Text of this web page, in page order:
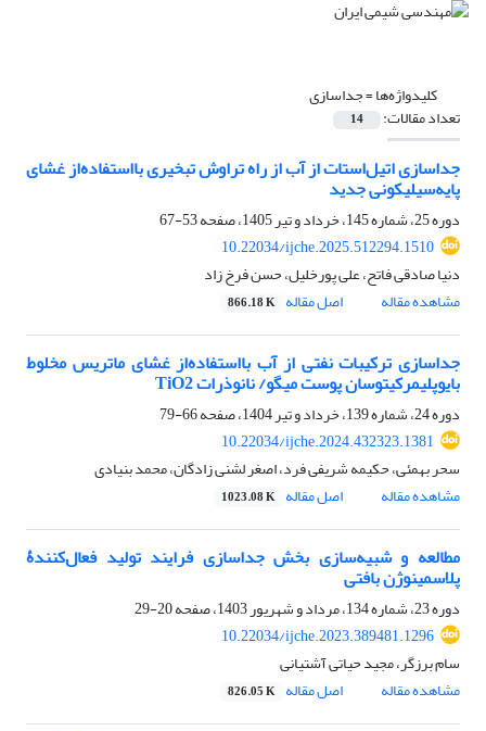
کلیدواژه‌ها =جداسازی
تعداد مقالات: 14
جدا‌سازی اتیلاستات از آب از راه تراوش تبخیری بااستفادهاز غشای
پایهسیلیکونی جدید
دوره 25، شماره 145، خرداد و تیر 1405، صفحه
53-67
10.22034/ijche.2025.512294.1510
دنیا صادقی فاتح، علی پورخلیل، حسن فرخ زاد
مشاهده مقاله
اصل مقاله 866.18 K
جداسازی ترکیبات نفتی از آب بااستفاده‌از غشای ماتریس مخلوط
بایوپلیمرکیتوسان پوست میگو/ نانوذرات TiO2
دوره 24، شماره 139، خرداد و تیر 1404، صفحه
66-79
10.22034/ijche.2024.432323.1381
سحر بهمئی، حکیمه شریفی فرد، اصغر لشنی زادگان، محمد بنیادی
مشاهده مقاله
اصل مقاله 1023.08 K
مطالعه و شبیه‌سازی بخش جداسازی فرایند تولید فعال‌کنندۀ
پلاسمینوژن بافتی
دوره 23، شماره 134، مرداد و شهریور 1403، صفحه
20-29
10.22034/ijche.2023.389481.1296
سام برزگر، مجید حیاتی آشتیانی
مشاهده مقاله
اصل مقاله 826.05 K